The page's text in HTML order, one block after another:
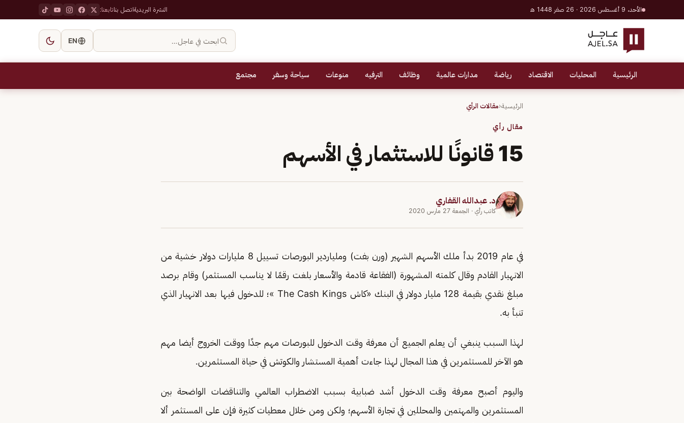
الأحد، 9 أغسطس 2026 · 26 صفر 1448 هـ النشرة البريديةاتصل بناتابعنا:
ابحث في عاجل… EN
الرئيسية المحليات الاقتصاد رياضة مدارات عالمية وظائف الترفيه منوعات سياحة وسفر مجتمع
الرئيسية‹مقالات الرأي
مقال رأي
15 قانونًا للاستثمار في الأسهم
د. عبدالله القفاري
كاتب رأي · الجمعة 27 مارس 2020
في عام 2019 بدأ ملك الأسهم الشهير (ورن بفت) وملياردير البورصات تسييل 8 مليارات دولار خشية من
الانهيار القادم وقال كلمته المشهورة (الفقاعة قادمة والأسعار بلغت رقمًا لا يناسب المستثمر) وقام برصد
مبلغ نقدي بقيمة 128 مليار دولار في البنك «كاش The Cash Kings »؛ للدخول فيها بعد الانهيار الذي
تنبأ به.
لهذا السبب ينبغي أن يعلم الجميع أن معرفة وقت الدخول للبورصات مهم جدًا ووقت الخروج أيضا مهم
هو الآخر للمستثمرين في هذا المجال لهذا جاءت أهمية المستشار والكوتش في حياة المستثمرين.
واليوم أصبح معرفة وقت الدخول أشد ضبابية بسبب الاضطراب العالمي والتناقضات الواضحة بين
المستثمرين والمهتمين والمحللين في تجارة الأسهم؛ ولكن ومن خلال معطيات كثيرة فإن على المستثمر ألا